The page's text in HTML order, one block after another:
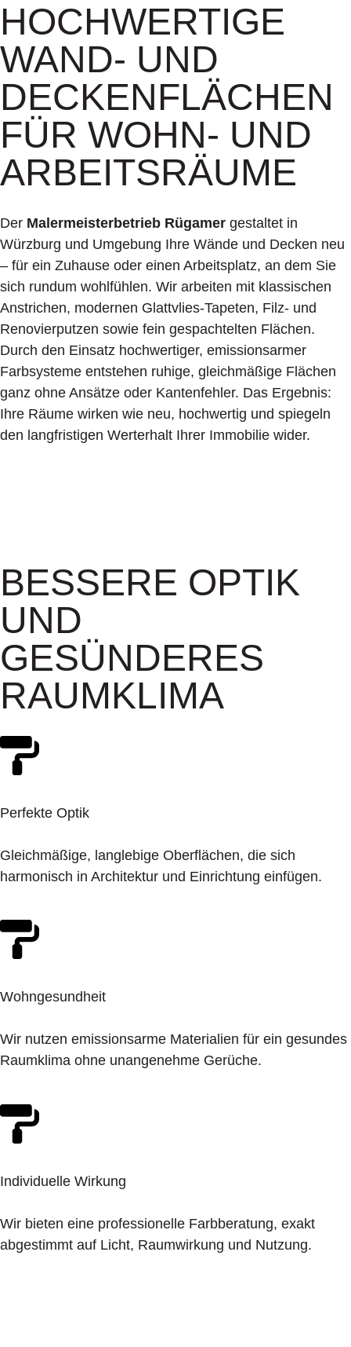
HOCHWERTIGE
WAND- UND
DECKENFLÄCHEN
FÜR WOHN- UND
ARBEITSRÄUME
Der Malermeisterbetrieb Rügamer gestaltet in
Würzburg und Umgebung Ihre Wände und Decken neu
– für ein Zuhause oder einen Arbeitsplatz, an dem Sie
sich rundum wohlfühlen. Wir arbeiten mit klassischen
Anstrichen, modernen Glattvlies-Tapeten, Filz- und
Renovierputzen sowie fein gespachtelten Flächen.
Durch den Einsatz hochwertiger, emissionsarmer
Farbsysteme entstehen ruhige, gleichmäßige Flächen
ganz ohne Ansätze oder Kantenfehler. Das Ergebnis:
Ihre Räume wirken wie neu, hochwertig und spiegeln
den langfristigen Werterhalt Ihrer Immobilie wider.
BESSERE OPTIK
UND
GESÜNDERES
RAUMKLIMA
Perfekte Optik
Gleichmäßige, langlebige Oberflächen, die sich
harmonisch in Architektur und Einrichtung einfügen.
Wohngesundheit
Wir nutzen emissionsarme Materialien für ein gesundes
Raumklima ohne unangenehme Gerüche.
Individuelle Wirkung
Wir bieten eine professionelle Farbberatung, exakt
abgestimmt auf Licht, Raumwirkung und Nutzung.